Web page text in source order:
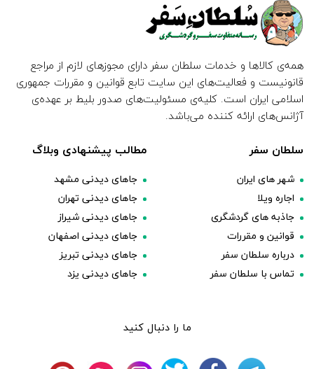
همه‌ی کالاها و خدمات سلطان سفر دارای مجوزهای لازم از مراجع
قانونیست و فعالیت‌های این سایت تابع قوانین و مقررات جمهوری
اسلامی ایران است. کلیه‌ی مسئولیت‌های صدور بلیط بر عهده‌ی
آژانس‌های ارائه کننده می‌باشد.
سلطان سفر
شهر های ایران
اجاره ویلا
جاذبه های گردشگری
قوانین و مقررات
درباره سلطان سفر
تماس با سلطان سفر
مطالب پیشنهادی وبلاگ
جاهای دیدنی مشهد
جاهای دیدنی تهران
جاهای دیدنی شیراز
جاهای دیدنی اصفهان
جاهای دیدنی تبریز
جاهای دیدنی یزد
ما را دنبال کنید